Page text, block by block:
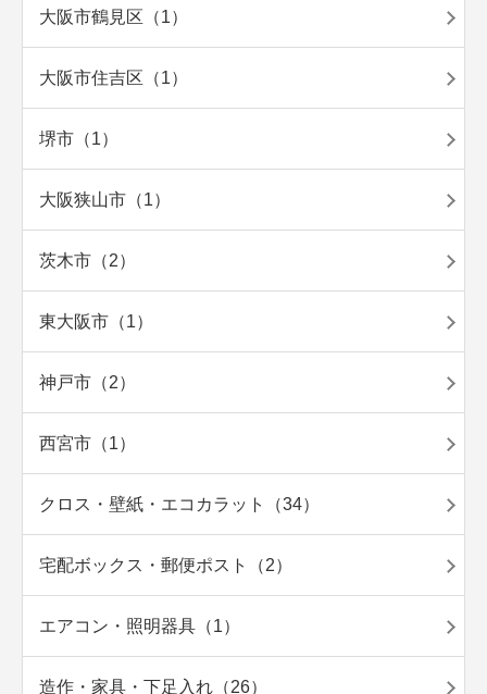
大阪市鶴見区（1）
大阪市住吉区（1）
堺市（1）
大阪狭山市（1）
茨木市（2）
東大阪市（1）
神戸市（2）
西宮市（1）
クロス・壁紙・エコカラット（34）
宅配ボックス・郵便ポスト（2）
エアコン・照明器具（1）
造作・家具・下足入れ（26）